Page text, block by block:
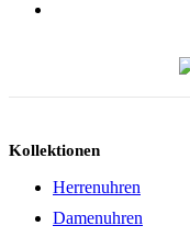
Kollektionen
Herrenuhren
Damenuhren